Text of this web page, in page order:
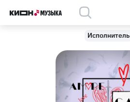
Исполнитель